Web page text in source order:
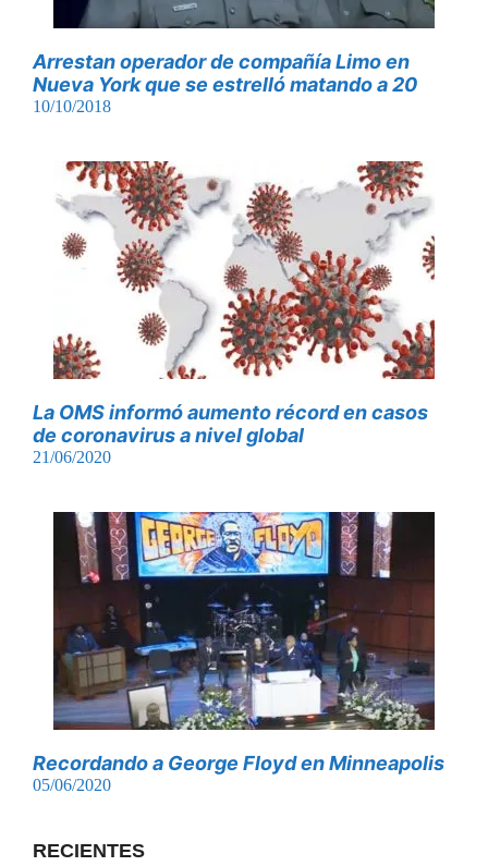
Arrestan operador de compañía Limo en
Nueva York que se estrelló matando a 20
10/10/2018
La OMS informó aumento récord en casos
de coronavirus a nivel global
21/06/2020
Recordando a George Floyd en Minneapolis
05/06/2020
RECIENTES